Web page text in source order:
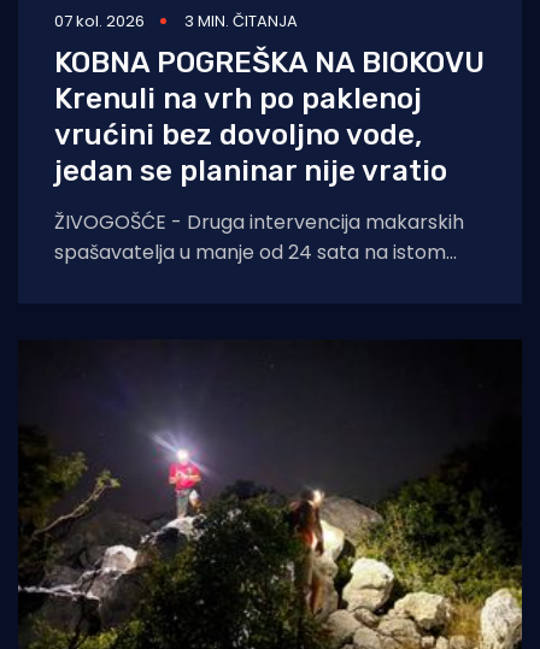
07 kol. 2026 3 MIN. ČITANJA
KOBNA POGREŠKA NA BIOKOVU
Krenuli na vrh po paklenoj
vrućini bez dovoljno vode,
jedan se planinar nije vratio
ŽIVOGOŠĆE - Druga intervencija makarskih
spašavatelja u manje od 24 sata na istom